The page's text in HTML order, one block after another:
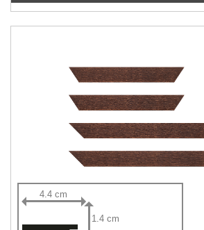
4.4 cm
1.4 cm